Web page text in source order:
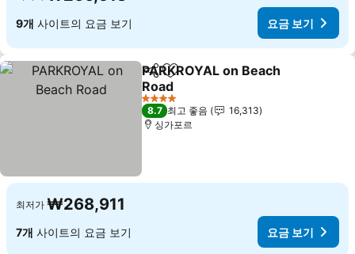
9개 사이트의 요금 보기 요금 보기
공유 즐겨찾기에 추가
PARKROYAL on Beach
Road
요금 보기
4 성급
8.7 최고 좋음
16,313
싱가포르
최저가 ₩268,911
7개 사이트의 요금 보기 요금 보기